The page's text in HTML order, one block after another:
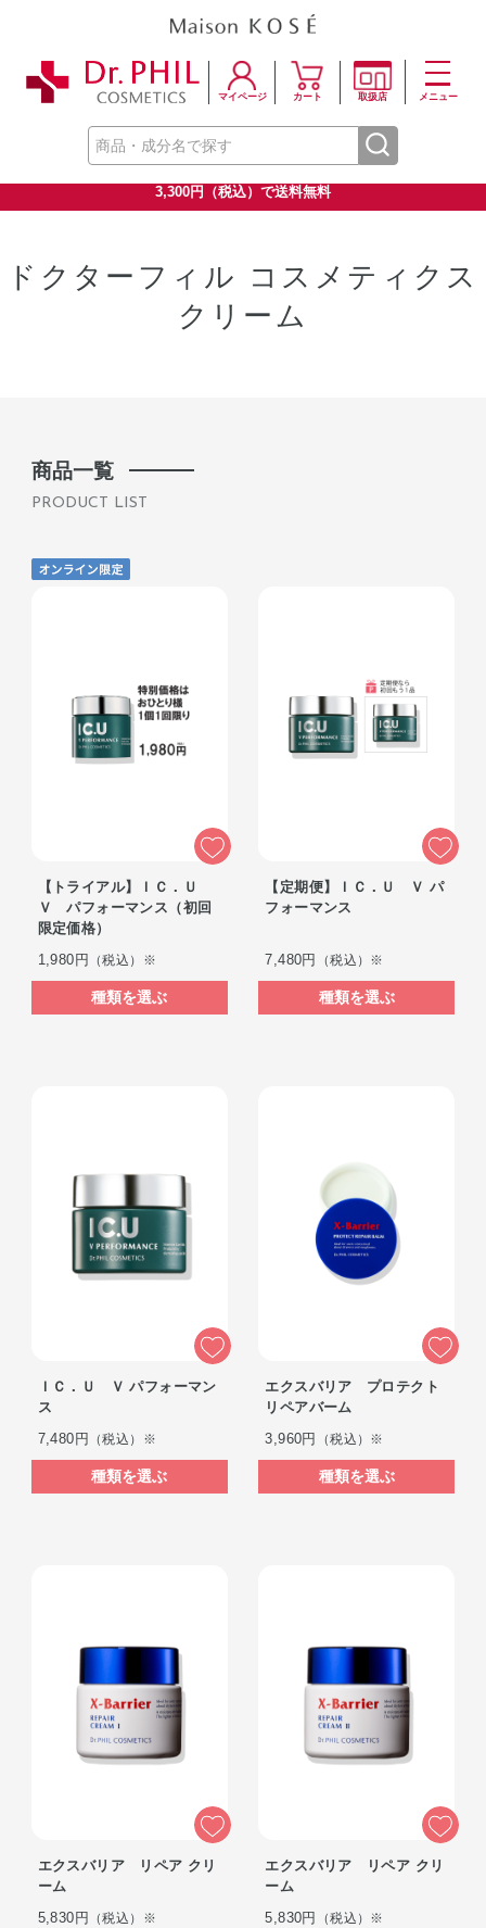
マイページ カート 取扱店 メニュー
3,300円（税込）で送料無料
ドクターフィル コスメティクス
クリーム
商品一覧
PRODUCT LIST
【トライアル】ＩＣ．Ｕ
Ｖ パフォーマンス（初回
限定価格）
1,980円
（税込）※
種類を選ぶ
【定期便】ＩＣ．Ｕ Ｖ パ
フォーマンス
7,480円 （税込）※
種類を選ぶ
ＩＣ．Ｕ Ｖ パフォーマン
ス
7,480円
（税込）※
種類を選ぶ
エクスバリア プロテクト
リペアバーム
3,960円
（税込）※
種類を選ぶ
エクスバリア リペア クリ
ーム
5,830円
（税込）※
エクスバリア リペア クリ
ーム
5,830円
（税込）※